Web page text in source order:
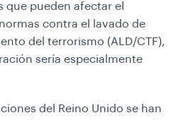
que pueden afectar el
contra el lavado de
del terrorismo (ALD/CTF),
sería especialmente
del Reino Unido se han